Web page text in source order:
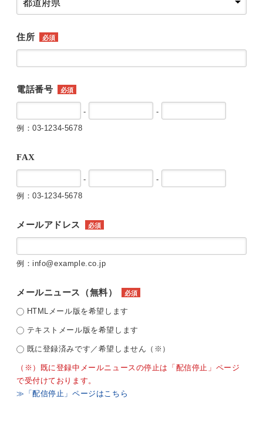
住所 必須
電話番号 必須
-
-
例：03-1234-5678
FAX
-
-
例：03-1234-5678
メールアドレス 必須
例：info@example.co.jp
メールニュース（無料） 必須
HTMLメール版を希望します
テキストメール版を希望します
既に登録済みです／希望しません（※）
（※）既に登録中メールニュースの停止は「配信停止」ページ
で受付けております。
≫「配信停止」ページはこちら